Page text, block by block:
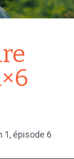
1, épisode 6